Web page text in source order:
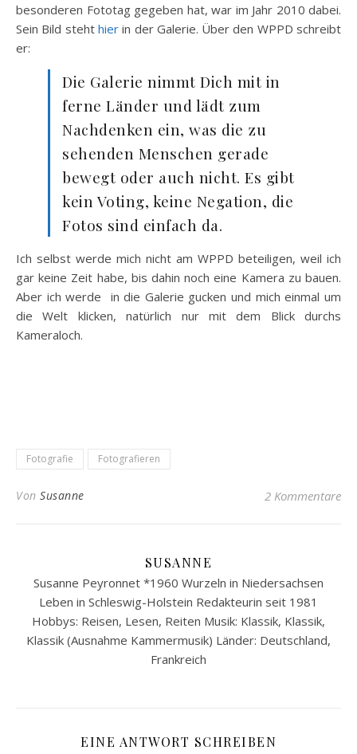
besonderen Fototag gegeben hat, war im Jahr 2010 dabei.
Sein Bild stehthierin der Galerie. Über den WPPD schreibt
er:
Die Galerie nimmt Dich mit in
ferne Länder und lädt zum
Nachdenken ein, was die zu
sehenden Menschen gerade
bewegt oder auch nicht. Es gibt
kein Voting, keine Negation, die
Fotos sind einfach da.
Ich selbst werde mich nicht am WPPD beteiligen, weil ich
gar keine Zeit habe, bis dahin noch eine Kamera zu bauen.
Aber ich werde in die Galerie gucken und mich einmal um
die Welt klicken, natürlich nur mit dem Blick durchs
Kameraloch.
Fotografie Fotografieren
Von Susanne 2 Kommentare
SUSANNE
Susanne Peyronnet *1960 Wurzeln in Niedersachsen
Leben in Schleswig-Holstein Redakteurin seit 1981
Hobbys: Reisen, Lesen, Reiten Musik: Klassik, Klassik,
Klassik (Ausnahme Kammermusik) Länder: Deutschland,
Frankreich
EINE ANTWORT SCHREIBEN